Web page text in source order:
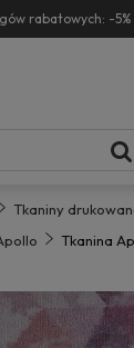
rabatowych: -5%
Tkaniny
Tkanina